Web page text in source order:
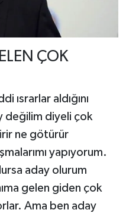
ÇOK
ısrarlar aldığını
değilim diyeli çok
ne götürür
yapıyorum.
aday olurum
gelen giden çok
Ama ben aday